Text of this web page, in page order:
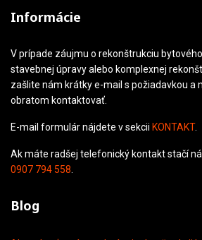
Informácie
V prípade záujmu o rekonštrukciu
stavebnej úpravy alebo komplexnej
zašlite nám krátky e-mail s požiadavkou a
obratom kontaktovať.
E-mail formulár nájdete v sekcii KONTAKT.
Ak máte radšej telefonický kontakt stačí
0907 794 558.
Blog